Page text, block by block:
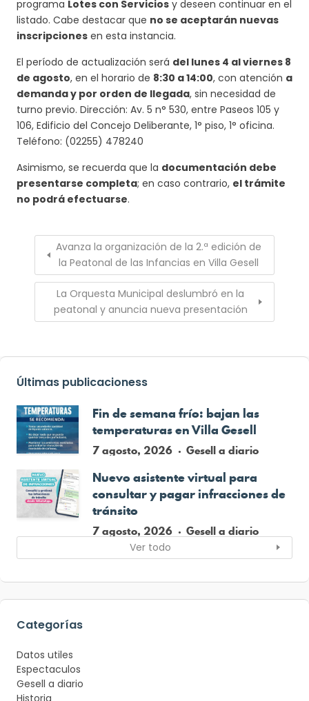
programa Lotes con Servicios y deseen continuar en el
listado. Cabe destacar que no se aceptarán nuevas
inscripciones en esta instancia.
El período de actualización será del lunes 4 al viernes 8
de agosto, en el horario de 8:30 a 14:00, con atención a
demanda y por orden de llegada, sin necesidad de
turno previo. Dirección: Av. 5 n° 530, entre Paseos 105 y
106, Edificio del Concejo Deliberante, 1° piso, 1° oficina.
Teléfono: (02255) 478240
Asimismo, se recuerda que la documentación debe
presentarse completa; en caso contrario, el trámite
no podrá efectuarse.
Avanza la organización de la 2.ª edición de
la Peatonal de las Infancias en Villa Gesell
La Orquesta Municipal deslumbró en la
peatonal y anuncia nueva presentación
Últimas publicacioness
Fin de semana frío: bajan las
temperaturas en Villa Gesell
7 agosto, 2026 Gesell a diario
Nuevo asistente virtual para
consultar y pagar infracciones de
tránsito
7 agosto, 2026 Gesell a diario
Ver todo
Categorías
Datos utiles
Espectaculos
Gesell a diario
Historia